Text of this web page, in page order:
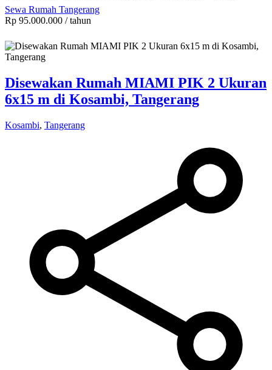
Sewa Rumah Tangerang
Rp 95.000.000 / tahun
Disewakan Rumah MIAMI PIK 2 Ukuran
6x15 m di Kosambi, Tangerang
Kosambi, Tangerang